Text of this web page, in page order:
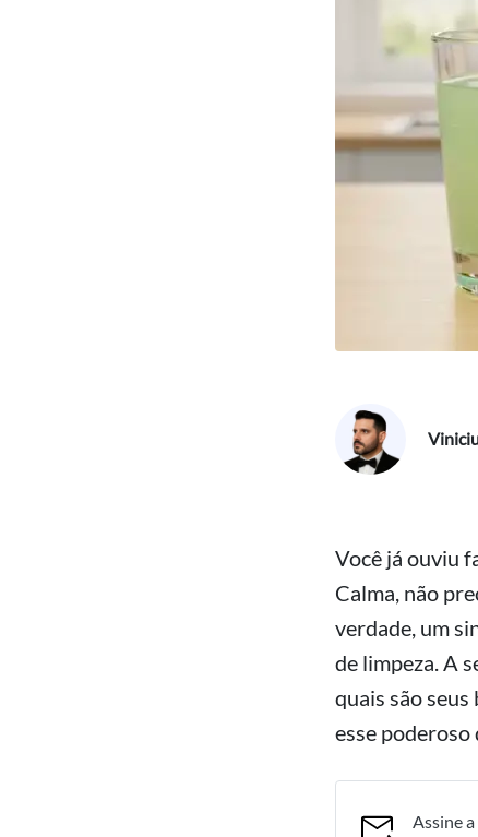
Você já ouviu
Calma, não
verdade, um
de limpeza. A
quais são
esse
Assine